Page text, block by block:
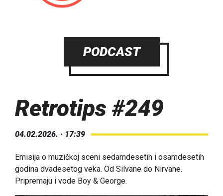
PODCAST
Retrotips #249
04.02.2026. · 17:39
Emisija o muzičkoj sceni sedamdesetih i osamdesetih
godina dvadesetog veka. Od Silvane do Nirvane.
Pripremaju i vode Boy & George.